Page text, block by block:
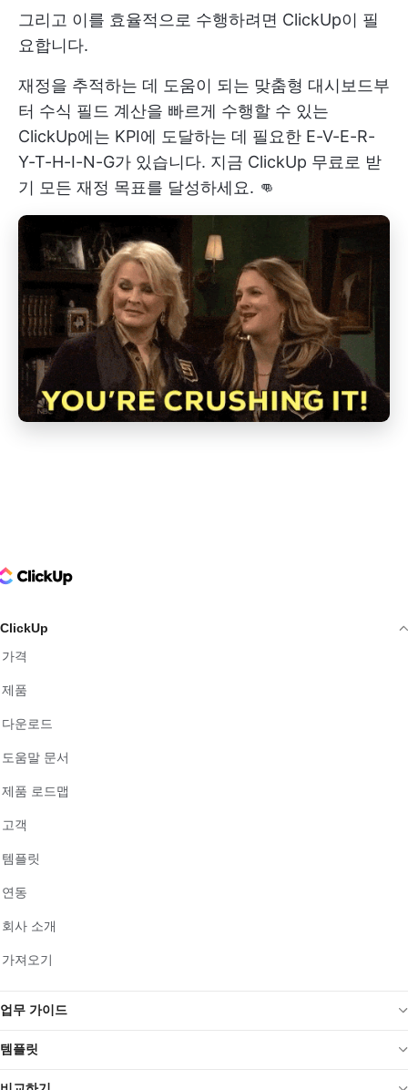
그리고 이를 효율적으로 수행하려면 ClickUp이 필
요합니다.
재정을 추적하는 데 도움이 되는 맞춤형 대시보드부
터 수식 필드 계산을 빠르게 수행할 수 있는
ClickUp에는 KPI에 도달하는 데 필요한 E-V-E-R-
Y-T-H-I-N-G가 있습니다. 지금 ClickUp 무료로 받
기 모든 재정 목표를 달성하세요. 👊
Logo
ClickUp
가격
제품
다운로드
도움말 문서
제품 로드맵
고객
템플릿
연동
회사 소개
가져오기
업무 가이드
템플릿